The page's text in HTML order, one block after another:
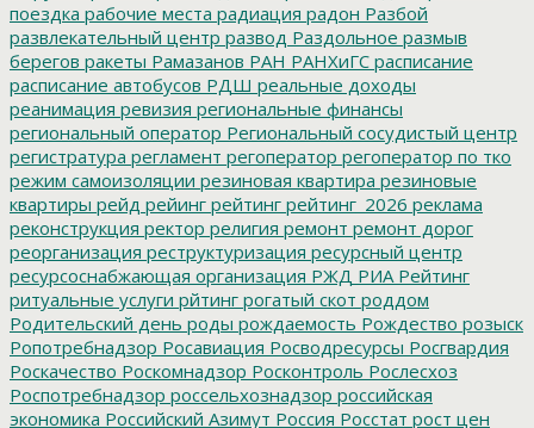
поездка рабочие места радиация радон Разбой
развлекательный центр развод Раздольное размыв
берегов ракеты Рамазанов РАН РАНХиГС расписание
расписание автобусов РДШ реальные доходы
реанимация ревизия региональные финансы
региональный оператор Региональный сосудистый центр
регистратура регламент регоператор регоператор по тко
режим самоизоляции резиновая квартира резиновые
квартиры рейд рейинг рейтинг рейтинг_2026 реклама
реконструкция ректор религия ремонт ремонт дорог
реорганизация реструктуризация ресурсный центр
ресурсоснабжающая организация РЖД РИА Рейтинг
ритуальные услуги рйтинг рогатый скот роддом
Родительский день роды рождаемость Рождество розыск
Ропотребнадзор Росавиация Росводресурсы Росгвардия
Роскачество Роскомнадзор Росконтроль Рослесхоз
Роспотребнадзор россельхознадзор российская
экономика Российский Азимут Россия Росстат рост цен